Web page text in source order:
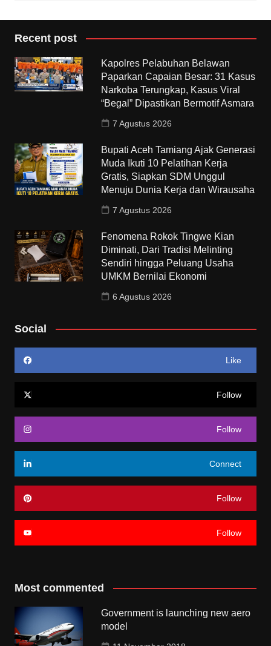
Recent post
Kapolres Pelabuhan Belawan
Paparkan Capaian Besar: 31 Kasus
Narkoba Terungkap, Kasus Viral
“Begal” Dipastikan Bermotif Asmara
7 Agustus 2026
Bupati Aceh Tamiang Ajak Generasi
Muda Ikuti 10 Pelatihan Kerja
Gratis, Siapkan SDM Unggul
Menuju Dunia Kerja dan Wirausaha
7 Agustus 2026
Fenomena Rokok Tingwe Kian
Diminati, Dari Tradisi Melinting
Sendiri hingga Peluang Usaha
UMKM Bernilai Ekonomi
6 Agustus 2026
Social
Like
Follow
Follow
Connect
Follow
Follow
Most commented
Government is launching new aero
model